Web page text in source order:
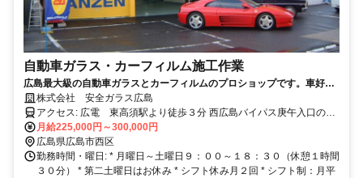
自動車ガラス・カーフィルム施工作業
広島最大級の自動車ガラスとカーフィルムのプロショップです。車好き
の方、広島で働きたい方ご応募下さい。
株式会社 安全ガラス広島
アクセス: 広電 東高須駅より徒歩３分 西広島バイパス庚午入口の側
道入って二軒目です。
月給225,000円～300,000円
広島県広島市西区
勤務時間・曜日: * 月曜日～土曜日９：００～１８：３０（休憩１時間
３０分） * 第二土曜日はお休み * シフト休み月２回 * シフト制：月平